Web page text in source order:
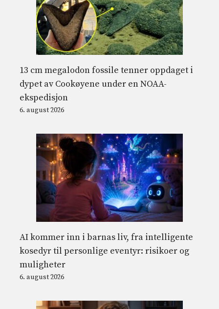
13 cm megalodon fossile tenner oppdaget i
dypet av Cookøyene under en NOAA-
ekspedisjon
6. august 2026
AI kommer inn i barnas liv, fra intelligente
kosedyr til personlige eventyr: risikoer og
muligheter
6. august 2026